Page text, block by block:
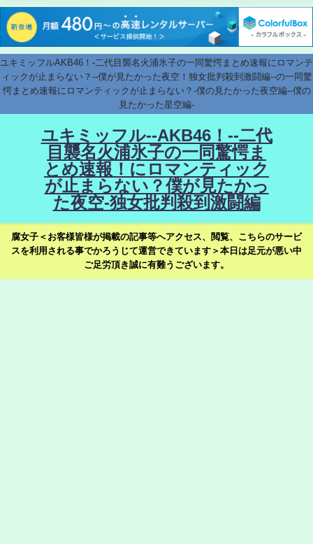
ユキミッフルAKB46！-二代目襲名火浦氷子の一同驚愕まとめ速報にロマンテ
ィックが止まらない？--僕が見たかった夜空！独女批判殺到激闘編--の一同驚
愕まとめ速報にロマンティックが止まらない？-僕の見たかった夜空編--僕の
見たかった星空編-
ユキミッフル--AKB46！--二代
目襲名火浦氷子の一同驚愕ま
とめ速報！にロマンティック
が止まらない？僕が見たかっ
た夜空-独女批判殺到激闘編
腐女子＜お客様皆様が掲載の記事等へアクセス、閲覧、こちらのサービ
スを利用される事でかろうじて運営できています＞本日は足元が悪い中
ご足労頂き誠に有難うございます。